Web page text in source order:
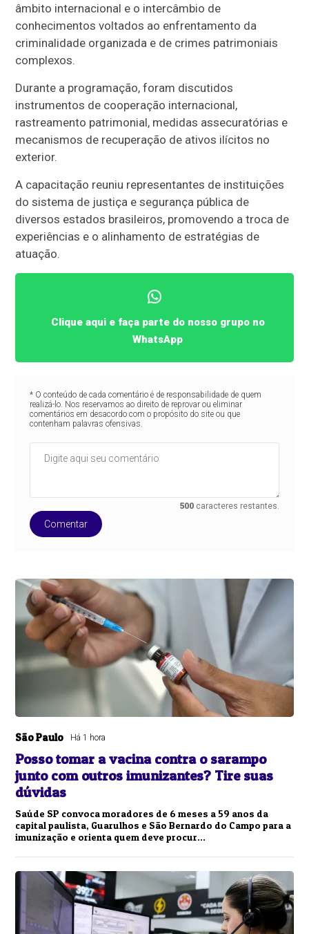
âmbito internacional e o intercâmbio de
conhecimentos voltados ao enfrentamento da
criminalidade organizada e de crimes patrimoniais
complexos.
Durante a programação, foram discutidos
instrumentos de cooperação internacional,
rastreamento patrimonial, medidas assecuratórias e
mecanismos de recuperação de ativos ilícitos no
exterior.
A capacitação reuniu representantes de instituições
do sistema de justiça e segurança pública de
diversos estados brasileiros, promovendo a troca de
experiências e o alinhamento de estratégias de
atuação.
Clique aqui e faça parte do nosso grupo no
WhatsApp
* O conteúdo de cada comentário é de responsabilidade de quem
realizá-lo. Nos reservamos ao direito de reprovar ou eliminar
comentários em desacordo com o propósito do site ou que
contenham palavras ofensivas.
500 caracteres restantes.
Comentar
São Paulo Há 1 hora
Posso tomar a vacina contra o sarampo
junto com outros imunizantes? Tire suas
dúvidas
Saúde SP convoca moradores de 6 meses a 59 anos da
capital paulista, Guarulhos e São Bernardo do Campo para a
imunização e orienta quem deve procur...